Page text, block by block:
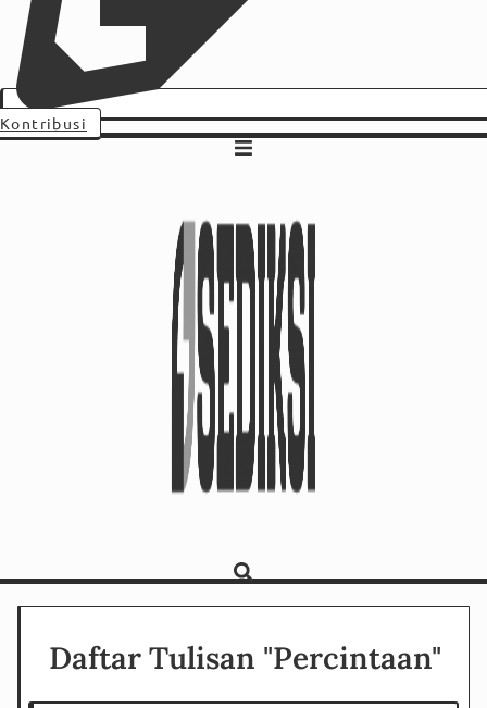
Kontribusi
Daftar Tulisan "Percintaan"